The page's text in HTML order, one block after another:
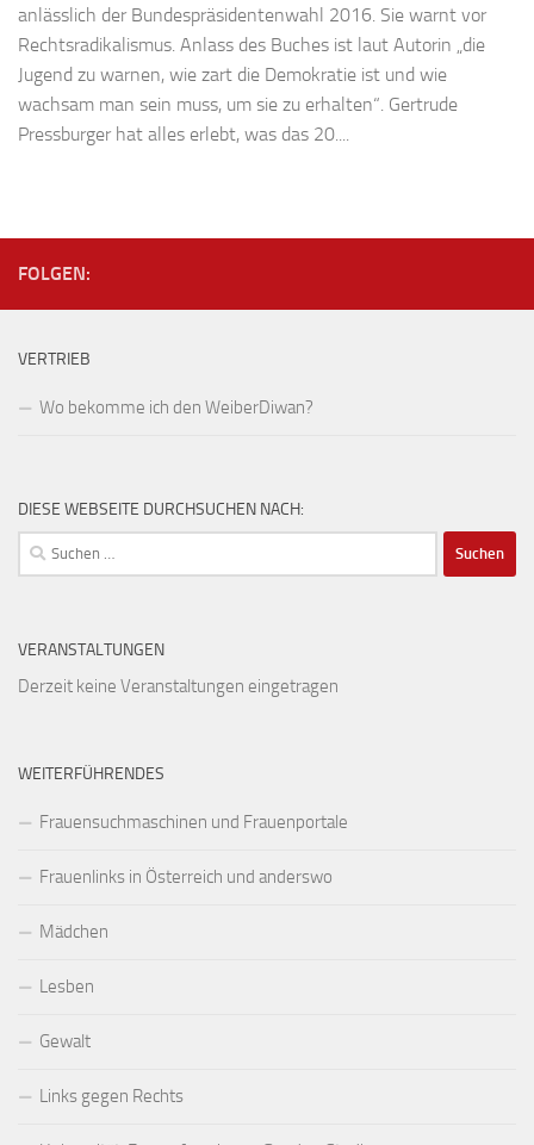
anlässlich der Bundespräsidentenwahl 2016. Sie warnt vor
Rechtsradikalismus. Anlass des Buches ist laut Autorin „die
Jugend zu warnen, wie zart die Demokratie ist und wie
wachsam man sein muss, um sie zu erhalten“. Gertrude
Pressburger hat alles erlebt, was das 20....
FOLGEN:
VERTRIEB
Wo bekomme ich den WeiberDiwan?
DIESE WEBSEITE DURCHSUCHEN NACH:
Suchen
nach:
VERANSTALTUNGEN
Derzeit keine Veranstaltungen eingetragen
WEITERFÜHRENDES
Frauensuchmaschinen und Frauenportale
Frauenlinks in Österreich und anderswo
Mädchen
Lesben
Gewalt
Links gegen Rechts